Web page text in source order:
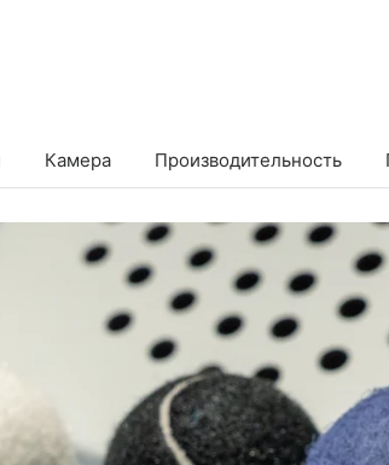
Камера Производительность